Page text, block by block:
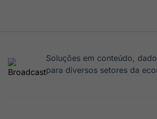
Soluções em conteúdo,
para diversos setores da